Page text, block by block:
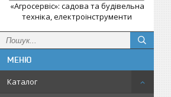
«Агросервіс»: садова та будівельна
техніка, електроінструменти
Каталог